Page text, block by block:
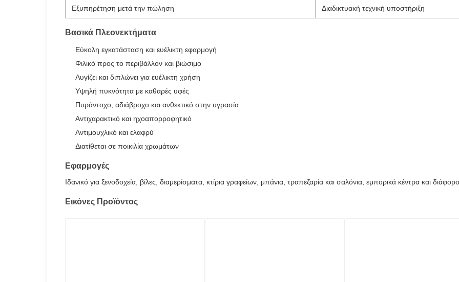
Εξυπηρέτηση μετά την πώληση Διαδικτυακή τεχνική υποστήριξη
Βασικά Πλεονεκτήματα
Εύκολη εγκατάσταση και ευέλικτη εφαρμογή
Φιλικό προς το περιβάλλον και βιώσιμο
Λυγίζει και διπλώνει για ευέλικτη χρήση
Υψηλή πυκνότητα με καθαρές υφές
Πυράντοχο, αδιάβροχο και ανθεκτικό στην υγρασία
Αντιχαρακτικό και ηχοαπορροφητικό
Αντιμουχλικό και ελαφρύ
Διατίθεται σε ποικιλία χρωμάτων
Εφαρμογές
Ιδανικό για ξενοδοχεία, βίλες, διαμερίσματα, κτίρια γραφείων, μπάνια, τραπεζαρία και σαλόνια, εμπορικά κέντρα και
Εικόνες Προϊόντος